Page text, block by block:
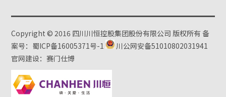
Copyright © 2016 四川川恒控股集团股份有限公司 版权所有备
案号：蜀ICP备16005371号-1
川公网安备51010802031941
官网建设：赛门仕博